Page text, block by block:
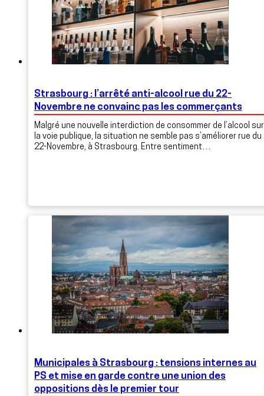
Strasbourg : l’arrêté anti-alcool rue du 22-
Novembre ne convainc pas les commerçants
Malgré une nouvelle interdiction de consommer de l’alcool sur
la voie publique, la situation ne semble pas s’améliorer rue du
22-Novembre, à Strasbourg. Entre sentiment…
Municipales à Strasbourg : tensions internes au
PS et mise en garde contre une union des
oppositions dès le premier tour